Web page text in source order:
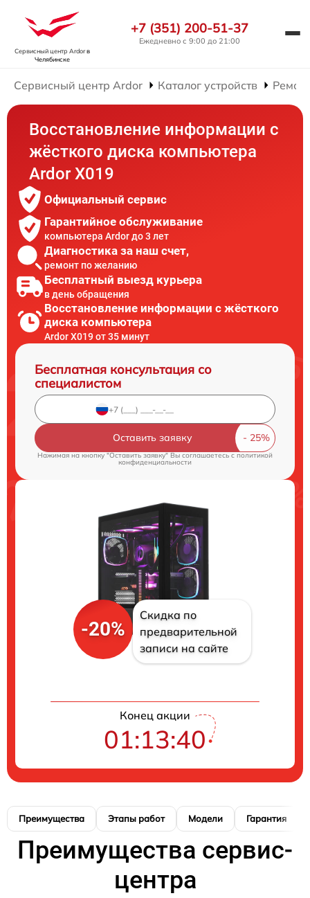
Сервисный центр Ardorв
Челябинске
+7 (351) 200-51-37
Ежедневно с 9:00 до 21:00
Сервисный центр Ardor Каталог устройств
Восстановление информации с
жёсткого диска компьютера
Ardor X019
Официальный сервис
Гарантийное обслуживание
компьютера Ardor до 3 лет
Диагностика за наш счет,
ремонт по желанию
Бесплатный выезд курьера
в день обращения
Восстановление информации с жёсткого
диска компьютера
Ardor X019 от 35 минут
Бесплатная консультация со
специалистом
Оставить заявку
Нажимая на кнопку "Оставить заявку" Вы соглашаетесь cполитикой
конфиденциальности
-20%
Скидка по
предварительной
записи на сайте
Конец акции
01:13:39
Преимущества Этапы работ Модели Гарантия
Преимущества сервис-
центра